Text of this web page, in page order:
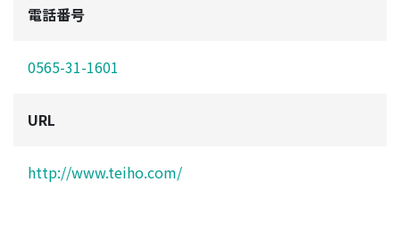
電話番号
0565-31-1601
URL
http://www.teiho.com/